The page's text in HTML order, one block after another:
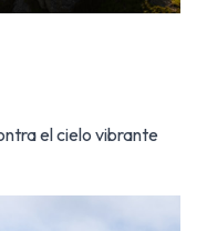
el cielo vibrante